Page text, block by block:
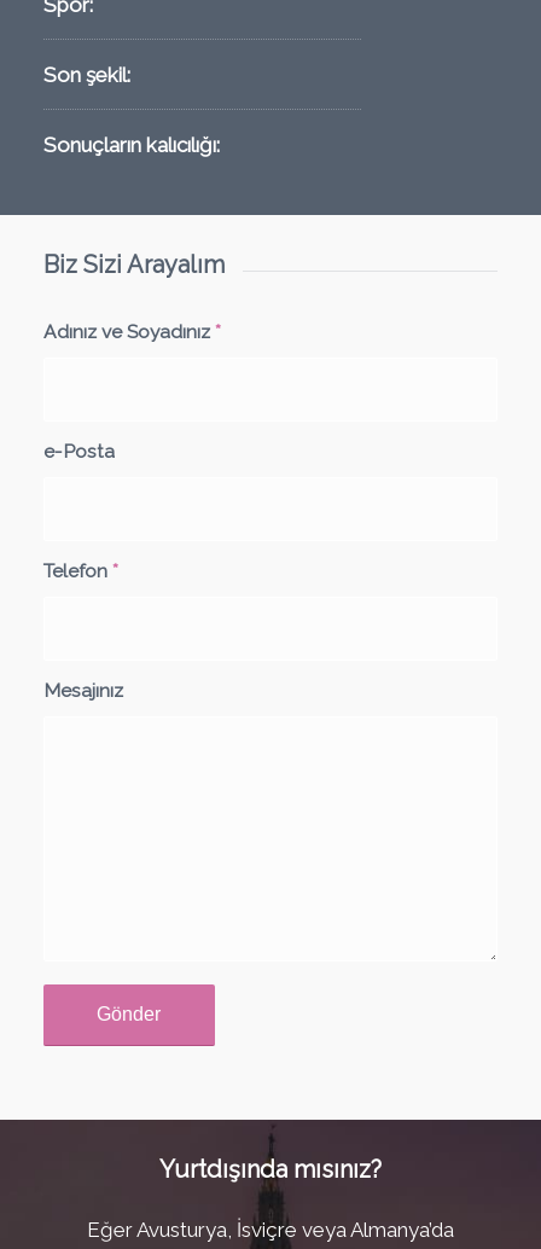
Son şekil:
Sonuçların kalıcılığı:
Biz Sizi Arayalım
Adınız ve Soyadınız *
e-Posta
Telefon *
Mesajınız
Yurtdışında mısınız?
Eğer Avusturya, İsviçre veya Almanya’da